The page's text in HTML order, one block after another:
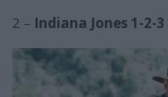
2 – Indiana Jones 1-2-3